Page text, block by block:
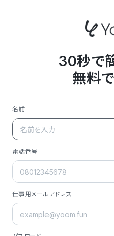
30秒で
無料
名前
電話番号
仕事用メールアドレス